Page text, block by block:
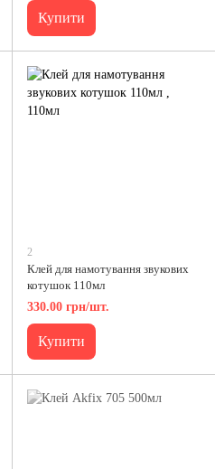
Купити
2
Клей для намотування звукових
котушок 110мл
330.00 грн/шт.
Купити